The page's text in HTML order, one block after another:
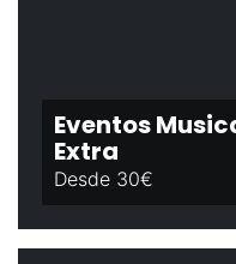
Eventos
Extra
Desde 30€